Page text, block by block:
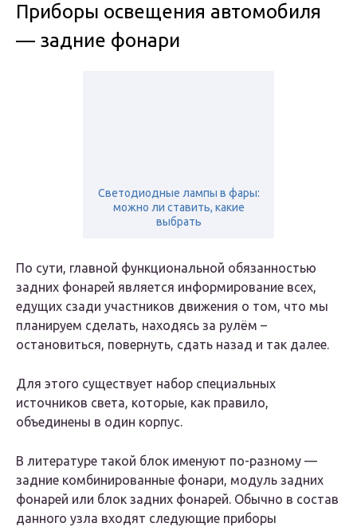
Приборы освещения автомобиля
— задние фонари
Светодиодные лампы в фары:
можно ли ставить, какие
выбрать
По сути, главной функциональной обязанностью
задних фонарей является информирование всех,
едущих сзади участников движения о том, что мы
планируем сделать, находясь за рулём –
остановиться, повернуть, сдать назад и так далее.
Для этого существует набор специальных
источников света, которые, как правило,
объединены в один корпус.
В литературе такой блок именуют по-разному —
задние комбинированные фонари, модуль задних
фонарей или блок задних фонарей. Обычно в состав
данного узла входят следующие приборы